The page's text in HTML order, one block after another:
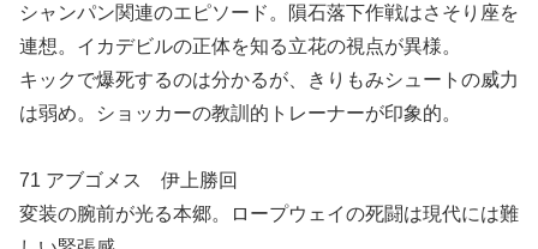
シャンパン関連のエピソード。隕石落下作戦はさそり座を
連想。イカデビルの正体を知る立花の視点が異様。
キックで爆死するのは分かるが、きりもみシュートの威力
は弱め。ショッカーの教訓的トレーナーが印象的。
71 アブゴメス 伊上勝回
変装の腕前が光る本郷。ロープウェイの死闘は現代には難